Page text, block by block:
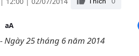
aA
- Ngày 25 tháng 6 năm 2014